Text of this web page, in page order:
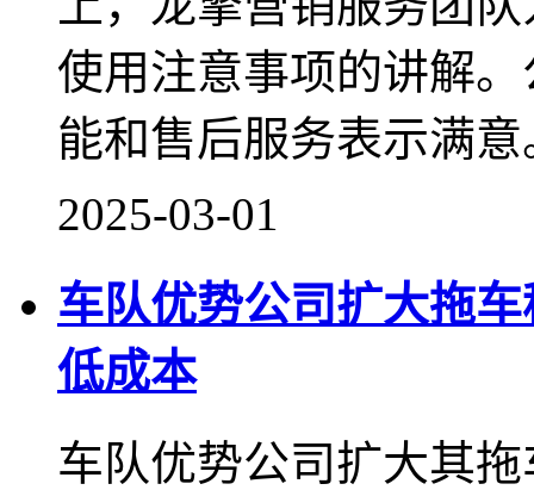
使用注意事项的讲解
能和售后服务表示满意
2025-03-01
车队优势公司扩大拖
低成本
车队优势公司扩大其